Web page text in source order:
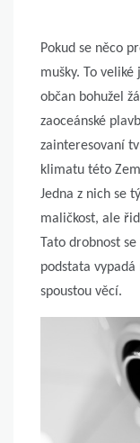
Pokud se něco
mušky. To
občan bohužel
zaoceánské
zainteresovaní
klimatu této
Jedna z nich se
maličkost, ale
Tato drobnost
podstata
spoustou věcí.